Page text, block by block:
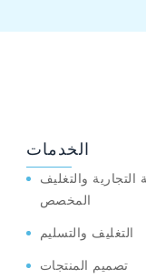
الخدمات
التجارية والتغليف
المخصص
التغليف والتسليم
تصميم المنتجات